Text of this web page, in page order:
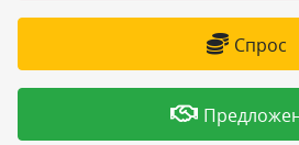
Спрос